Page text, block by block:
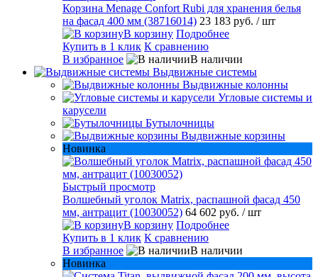
Корзина Menage Confort Rubi для хранения белья
на фасад 400 мм (38716014) 23 183 руб. / шт
В корзину Подробнее
Купить в 1 клик К сравнению
В избранное
В наличии
Выдвижные системы
Выдвижные колонны
Угловые системы и
карусели
Бутылочницы
Выдвижные корзины
Новинка
Быстрый просмотр
Волшебный уголок Matrix, распашной фасад 450
мм, антрацит (10030052) 64 602 руб. / шт
В корзину Подробнее
Купить в 1 клик К сравнению
В избранное
В наличии
Новинка